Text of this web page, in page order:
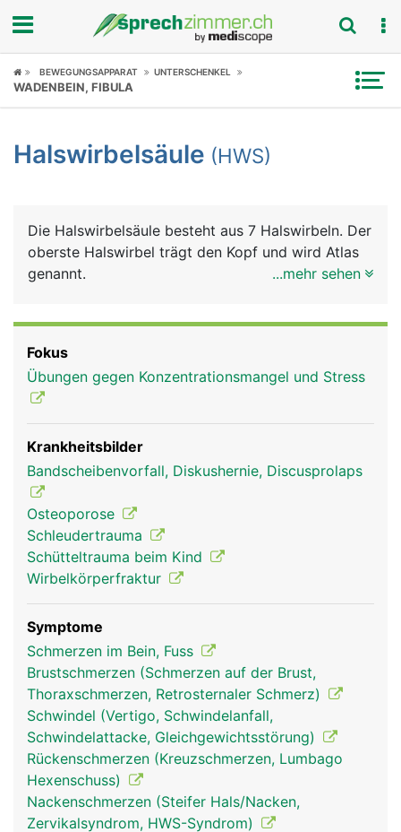
Fokus
Symptome
News
Rubriken
BEWEGUNGSAPPARAT UNTERSCHENKEL
WADENBEIN, FIBULA
Halswirbelsäule (HWS)
Die Halswirbelsäule besteht aus 7 Halswirbeln. Der
oberste Halswirbel trägt den Kopf und wird Atlas
genannt.
Halswirbelsäule
...mehr sehen
Fokus
Übungen gegen Konzentrationsmangel und Stress
Krankheitsbilder
Bandscheibenvorfall, Diskushernie, Discusprolaps
Osteoporose
Schleudertrauma
Schütteltrauma beim Kind
Wirbelkörperfraktur
Symptome
Schmerzen im Bein, Fuss
Brustschmerzen (Schmerzen auf der Brust,
Thoraxschmerzen, Retrosternaler Schmerz)
Schwindel (Vertigo, Schwindelanfall,
Schwindelattacke, Gleichgewichtsstörung)
Rückenschmerzen (Kreuzschmerzen, Lumbago
Hexenschuss)
Nackenschmerzen (Steifer Hals/Nacken,
Zervikalsyndrom, HWS-Syndrom)